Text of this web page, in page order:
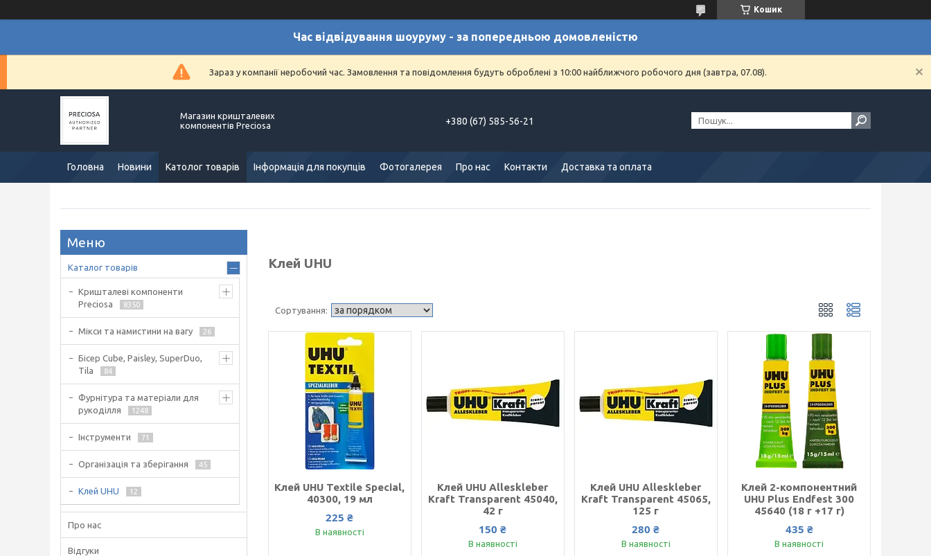
Кошик
Час відвідування шоуруму - за попередньою домовленістю
Зараз у компанії неробочий час. Замовлення та повідомлення будуть оброблені з 10:00 найближчого робочого дня (завтра, 07.08).
Магазин кришталевих
компонентів Preciosa
+380 (67) 585-56-21
Головна Новини Католог товарів Інформація для покупців Фотогалерея Про нас Контакти Доставка та оплата
Клей UHU
Клей UHU Textile Special,
40300, 19 мл
225 ₴
В наявності
Клей UHU Alleskleber
Kraft Transparent 45040,
42 г
150 ₴
В наявності
Клей UHU Alleskleber
Kraft Transparent 45065,
125 г
280 ₴
В наявності
Клей 2-компонентний
UHU Plus Endfest 300
45640 (18 г +17 г)
435 ₴
В наявності
Каталог товарів
Кришталеві компоненти
Preciosa
8350
Мікси та намистини на вагу 26
Бісер Cube, Paisley, SuperDuo,
Tila
84
Фурнітура та матеріали для
рукоділля
1248
Інструменти 71
Організація та зберігання 45
Клей UHU 12
Про нас
Відгуки